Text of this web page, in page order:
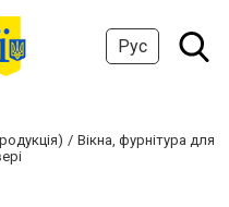
Рус
Вікна, фурнітура для